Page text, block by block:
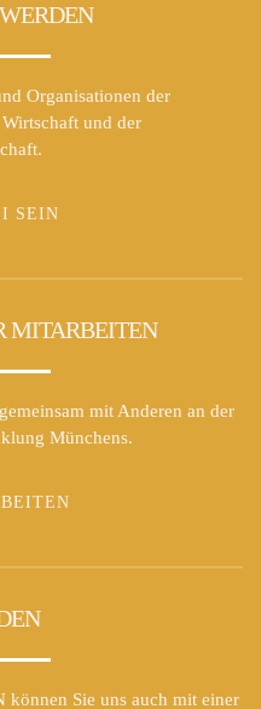
Organisationen der
und der
SEIN
MITARBEITEN
mit Anderen an der
Münchens.
Sie uns auch mit einer